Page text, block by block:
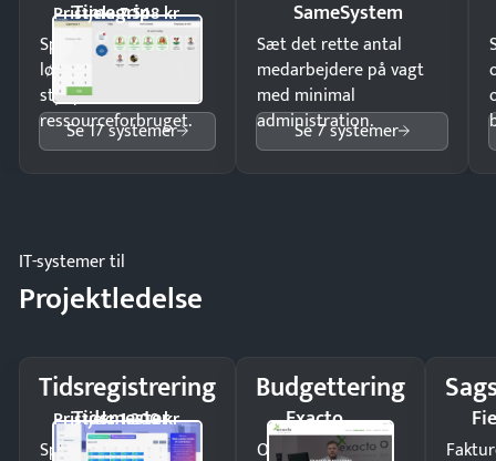
Timegrip
Pristjek: 7.548 kr
Spar tid på
lønberegning og få
styr på
ressourceforbruget.
Se 17 systemer
SameSystem
Sæt det rette antal
medarbejdere på vagt
med minimal
administration.
Se 7 systemer
IT-systemer til
Projektledelse
Tidsregistrering
Tidsmester
Pristjek: 1.200 kr
Spar tid på
Budgettering
Exacto
Opdag